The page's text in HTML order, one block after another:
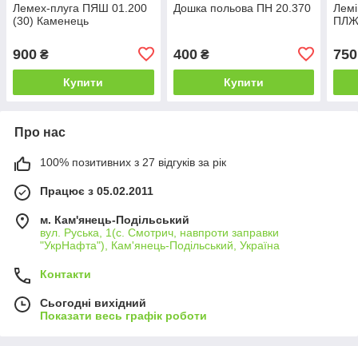
Лемех-плуга ПЯШ 01.200
(30) Каменець
900 ₴
Купити
Дошка польова ПН 20.370
400₴
Купити
ПЛЖ
750
Про нас
100% позитивних з 27 відгуків за рік
Працює з 05.02.2011
м. Кам'янець-Подільський
вул. Руська, 1(с. Смотрич, навпроти заправки
"УкрНафта"), Кам'янець-Подільський, Україна
Контакти
Сьогодні вихідний
Показати весь графік роботи